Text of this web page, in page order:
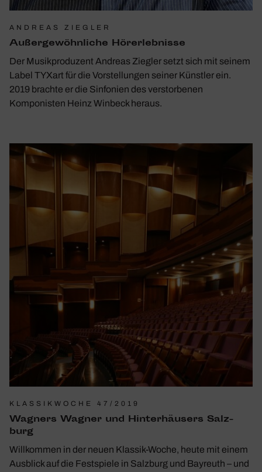
ANDREAS ZIEGLER
Außer­ge­wöhn­liche Hörerleb­nisse
Der Musikproduzent Andreas Ziegler setzt sich mit seinem
Label TYXart für die Vorstellungen seiner Künstler ein.
2019 brachte er die Sinfonien des verstorbenen
Komponisten Heinz Winbeck heraus.
KLASSIKWOCHE 47/2019
Wagners Wagner und Hinter­häu­sers Salz­
burg
Will­kommen in der neuen Klassik-Woche, heute mit einem
Ausblick auf die Fest­spiele in Salz­burg und Bayreuth – und